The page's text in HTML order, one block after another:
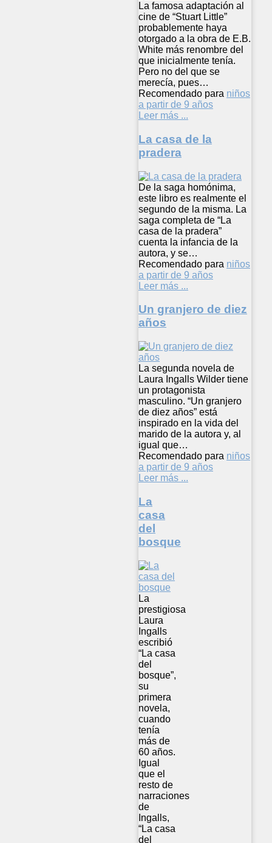
La famosa adaptación al
cine de “Stuart Little”
probablemente haya
otorgado a la obra de E.B.
White más renombre del
que inicialmente tenía.
Pero no del que se
merecía, pues…
Recomendado para niños
a partir de 9 años
Leer más ...
La casa de la
pradera
De la saga homónima,
este libro es realmente el
segundo de la misma. La
saga completa de “La
casa de la pradera”
cuenta la infancia de la
autora, y se…
Recomendado para niños
a partir de 9 años
Leer más ...
Un granjero de diez
años
La segunda novela de
Laura Ingalls Wilder tiene
un protagonista
masculino. “Un granjero
de diez años” está
inspirado en la vida del
marido de la autora y, al
igual que…
Recomendado para niños
a partir de 9 años
Leer más ...
La
casa
del
bosque
La
prestigiosa
Laura
Ingalls
escribió
“La casa
del
bosque”,
su
primera
novela,
cuando
tenía
más de
60 años.
Igual
que el
resto de
narraciones
de
Ingalls,
“La casa
del